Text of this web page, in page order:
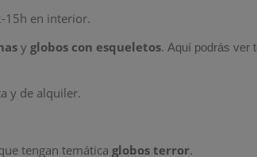
15h en interior.
y globos con esqueletos.Aquí podrás ver
y de alquiler.
tengan temática globos terror.